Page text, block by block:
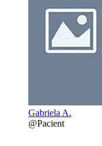
Gabriela A.
@Pacient